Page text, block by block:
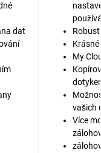
dat
My
vašich
Více